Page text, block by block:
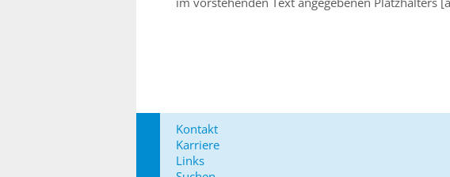
Kontakt
Karriere
Links